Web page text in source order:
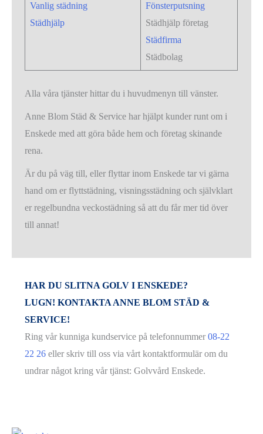
Vanlig städning
Städhjälp
Fönsterputsning
Städhjälp företag
Städfirma
Städbolag
Alla våra tjänster hittar du i huvudmenyn till vänster.
Anne Blom Städ & Service har hjälpt kunder runt om i
Enskede med att göra både hem och företag skinande
rena.
Är du på väg till, eller flyttar inom Enskede tar vi gärna
hand om er flyttstädning, visningsstädning och självklart
er regelbundna veckostädning så att du får mer tid över
till annat!
HAR DU SLITNA GOLV I ENSKEDE?
LUGN! KONTAKTA ANNE BLOM STÄD &
SERVICE!
Ring vår kunniga kundservice på telefonnummer08-22
22 26 eller skriv till oss via vårt kontaktformulär om du
undrar något kring vår tjänst: Golvvård Enskede.